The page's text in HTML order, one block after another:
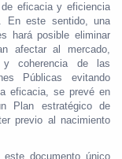
eficacia y eficiencia
En este sentido, una
hará posible eliminar
afectar al mercado,
y coherencia de las
Públicas evitando
eficacia, se prevé en
Plan estratégico de
previo al nacimiento
documento único